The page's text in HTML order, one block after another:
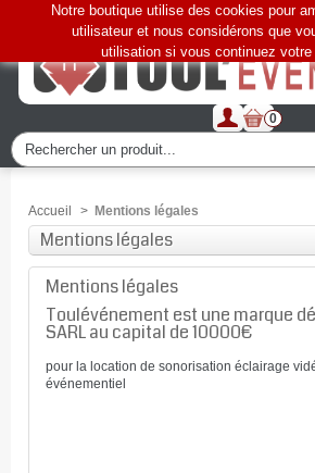
0
Notre boutique utilise des cookies pour
utilisateur et nous considérons que
utilisation si vous continuez votre
Accueil > Mentions légales
Mentions légales
Mentions légales
Toulévénement est une marque
SARL au capital de 10000€
pour la location de sonorisation éclairage
événementiel